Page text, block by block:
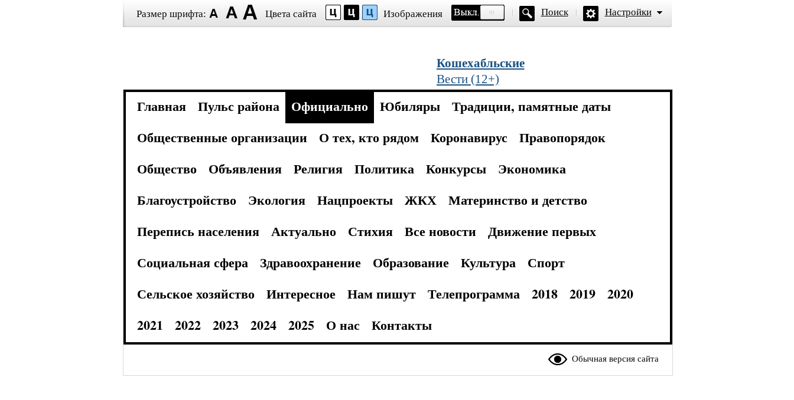
Размер шрифта: Цвета сайта Изображения Поиск Настройки
Кошехабльские
Вести (12+)
Главная Пульс района Официально Юбиляры
Традиции, памятные даты
Общественные организации
О тех, кто рядом Коронавирус
Правопорядок
Общество
Объявления Религия Политика Конкурсы
Экономика
Благоустройство
Экология Нацпроекты ЖКХ
Материнство и детство
Перепись населения
Актуально Стихия Все новости
Движение первых
Социальная сфера
Здравоохранение Образование Культура
Спорт
Сельское хозяйство
Интересное Нам пишут Телепрограмма 2018 2019
2020
2021
2022 2023 2024 2025 О нас Контакты
Обычная версия сайта